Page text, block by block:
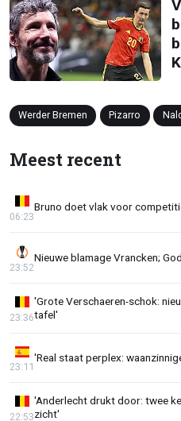
Werder Bremen Pizarro
Meest recent
Bruno doet vlak voor
06:23
Nieuwe blamage Vrancken;
23:52
'Grote Verschaeren-schok:
tafel'
23:36
'Real staat perplex:
23:11
'Anderlecht drukt door: twee
zicht'
22:53